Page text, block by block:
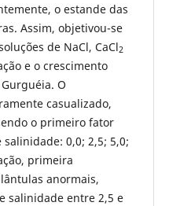
o estande das
Assim, objetivou-se
de NaCl, CaCl2
e o crescimento
O
casualizado,
o primeiro fator
0,0; 2,5; 5,0;
primeira
anormais,
salinidade entre 2,5 e